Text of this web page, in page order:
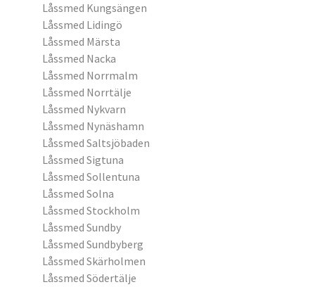
Låssmed Kungsängen
Låssmed Lidingö
Låssmed Märsta
Låssmed Nacka
Låssmed Norrmalm
Låssmed Norrtälje
Låssmed Nykvarn
Låssmed Nynäshamn
Låssmed Saltsjöbaden
Låssmed Sigtuna
Låssmed Sollentuna
Låssmed Solna
Låssmed Stockholm
Låssmed Sundby
Låssmed Sundbyberg
Låssmed Skärholmen
Låssmed Södertälje